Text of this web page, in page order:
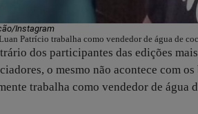
Instagram
Patrício trabalha como vendedor de água de
dos participantes das edições
o mesmo não acontece com
trabalha como vendedor de água